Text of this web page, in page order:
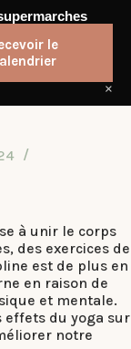
à unir le corps
des exercices de
est de plus en
en raison de
et mentale.
effets du yoga sur
notre
le
×